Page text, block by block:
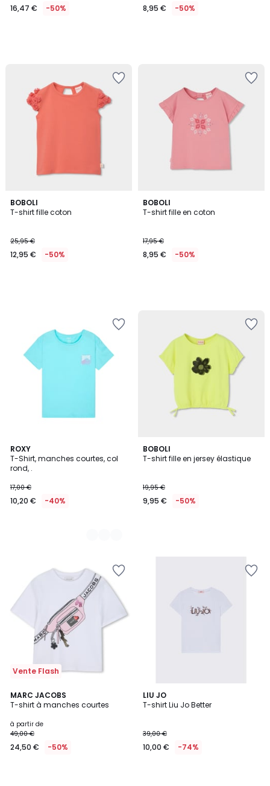
16,47 € -50% 8,95 € -50%
BOBOLI
T-shirt fille coton
25,95 €
12,95 € -50%
BOBOLI
T-shirt fille en coton
17,95 €
8,95 € -50%
ROXY
T-Shirt, manches courtes, col
rond, .
17,00 €
10,20 € -40%
3
Couleurs
BOBOLI
T-shirt fille en jersey élastique
19,95 €
9,95 € -50%
Vente Flash
MARC JACOBS
T-shirt à manches courtes
à partir de
49,00 €
24,50 € -50%
LIU JO
T-shirt Liu Jo Better
39,00 €
10,00 € -74%